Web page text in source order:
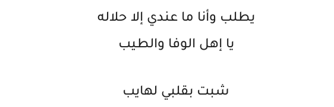
يطلب وأنا ما عندي إلا حلاله
يا إهل الوفا والطيب
شبت بقلبي لهايب